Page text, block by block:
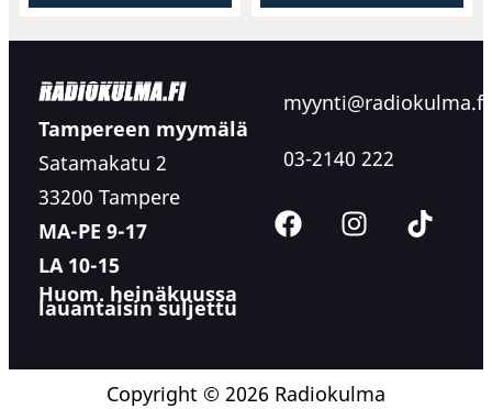
Tampereen myymälä
Satamakatu 2
33200 Tampere
MA-PE 9-17
LA 10-15
Huom. heinäkuussa
lauantaisin suljettu
myynti@radiokulma.fi
03-2140 222
Copyright © 2026 Radiokulma